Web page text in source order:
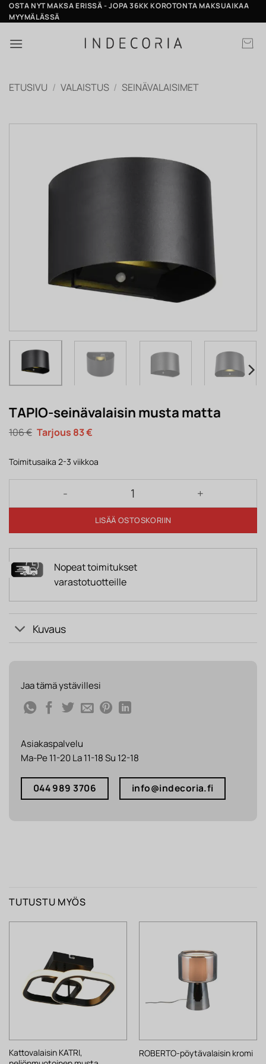
Skip
to
OSTA NYT MAKSA ERISSÄ - JOPA 36KK KOROTONTA MAKSUAIKAA
MYYMÄLÄSSÄ
ETUSIVU / VALAISTUS / SEINÄVALAISIMET
TAPIO-seinävalaisin musta matta
106€ Alkuperäinen
hinta
106 €.
83€Nykyinen
83 €.
Toimitusaika 2-3 viikkoa
TAPIO-seinävalaisin musta matta määrä
LISÄÄ OSTOSKORIIN
Nopeat toimitukset
varastotuotteille
Kuvaus
Jaa tämä ystävillesi
Asiakaspalvelu
Ma-Pe 11-20 La 11-18 Su 12-18
044 989 3706 info@indecoria.fi
TUTUSTU MYÖS
Kattovalaisin KATRI,
ROBERTO-pöytävalaisin kromi